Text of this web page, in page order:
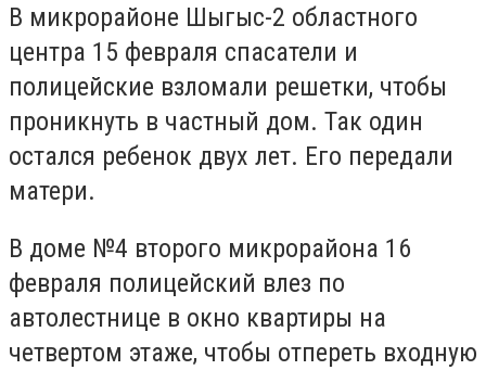
В микрорайоне Шыгыс-2 областного
центра 15 февраля спасатели и
полицейские взломали решетки, чтобы
проникнуть в частный дом. Так один
остался ребенок двух лет. Его передали
матери.
В доме №4 второго микрорайона 16
февраля полицейский влез по
автолестнице в окно квартиры на
четвертом этаже, чтобы отпереть входную